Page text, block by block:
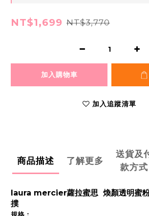
NT$1,699 NT$3,770
加入購物車
加入追蹤清單
商品描述 了解更多
送貨及
款方式
laura mercier蘿拉蜜思 煥顏透明蜜
撲